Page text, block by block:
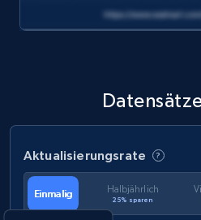
Zara - Products
eCommerce
1.2K+
Aktualisierungsrate
Einmalig Halbjährlich
25% sparen